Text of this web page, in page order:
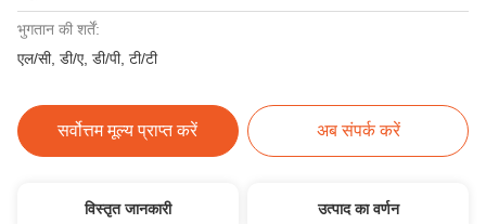
भुगतान की शर्तें:
एल/सी, डी/ए, डी/पी, टी/टी
सर्वोत्तम मूल्य प्राप्त करें अब संपर्क करें
विस्तृत जानकारी उत्पाद का वर्णन